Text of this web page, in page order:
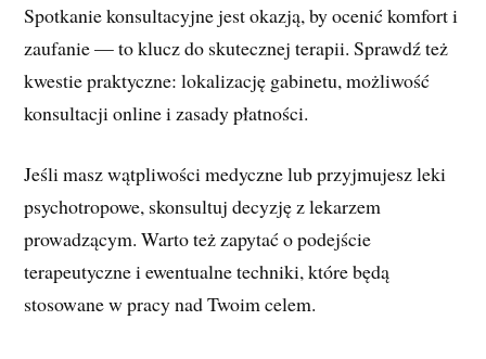
Spotkanie konsultacyjne jest okazją, by ocenić komfort i
zaufanie — to klucz do skutecznej terapii. Sprawdź też
kwestie praktyczne: lokalizację gabinetu, możliwość
konsultacji online i zasady płatności.
Jeśli masz wątpliwości medyczne lub przyjmujesz leki
psychotropowe, skonsultuj decyzję z lekarzem
prowadzącym. Warto też zapytać o podejście
terapeutyczne i ewentualne techniki, które będą
stosowane w pracy nad Twoim celem.